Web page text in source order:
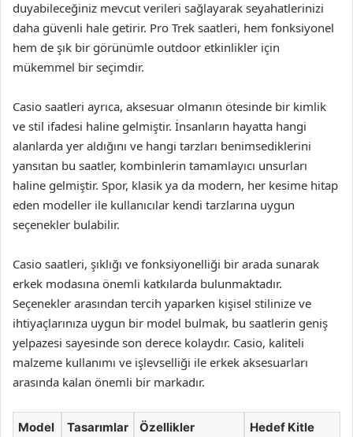
duyabileceğiniz mevcut verileri sağlayarak seyahatlerinizi
daha güvenli hale getirir. Pro Trek saatleri, hem fonksiyonel
hem de şık bir görünümle outdoor etkinlikler için
mükemmel bir seçimdir.
Casio saatleri ayrıca, aksesuar olmanın ötesinde bir kimlik
ve stil ifadesi haline gelmiştir. İnsanların hayatta hangi
alanlarda yer aldığını ve hangi tarzları benimsediklerini
yansıtan bu saatler, kombinlerin tamamlayıcı unsurları
haline gelmiştir. Spor, klasik ya da modern, her kesime hitap
eden modeller ile kullanıcılar kendi tarzlarına uygun
seçenekler bulabilir.
Casio saatleri, şıklığı ve fonksiyonelliği bir arada sunarak
erkek modasına önemli katkılarda bulunmaktadır.
Seçenekler arasından tercih yaparken kişisel stilinize ve
ihtiyaçlarınıza uygun bir model bulmak, bu saatlerin geniş
yelpazesi sayesinde son derece kolaydır. Casio, kaliteli
malzeme kullanımı ve işlevselliği ile erkek aksesuarları
arasında kalan önemli bir markadır.
Model Tasarımlar Özellikler Hedef Kitle